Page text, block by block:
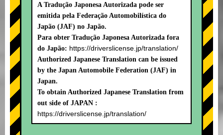
A Tradução Japonesa Autorizada pode ser
emitida pela Federação Automobilística do
Japão (JAF) no Japão.
Para obter Tradução Japonesa Autorizada fora
do Japão: https://driverslicense.jp/translation/
Authorized Japanese Translation can be issued
by the Japan Automobile Federation (JAF) in
Japan.
To obtain Authorized Japanese Translation from
out side of JAPAN :
https://driverslicense.jp/translation/